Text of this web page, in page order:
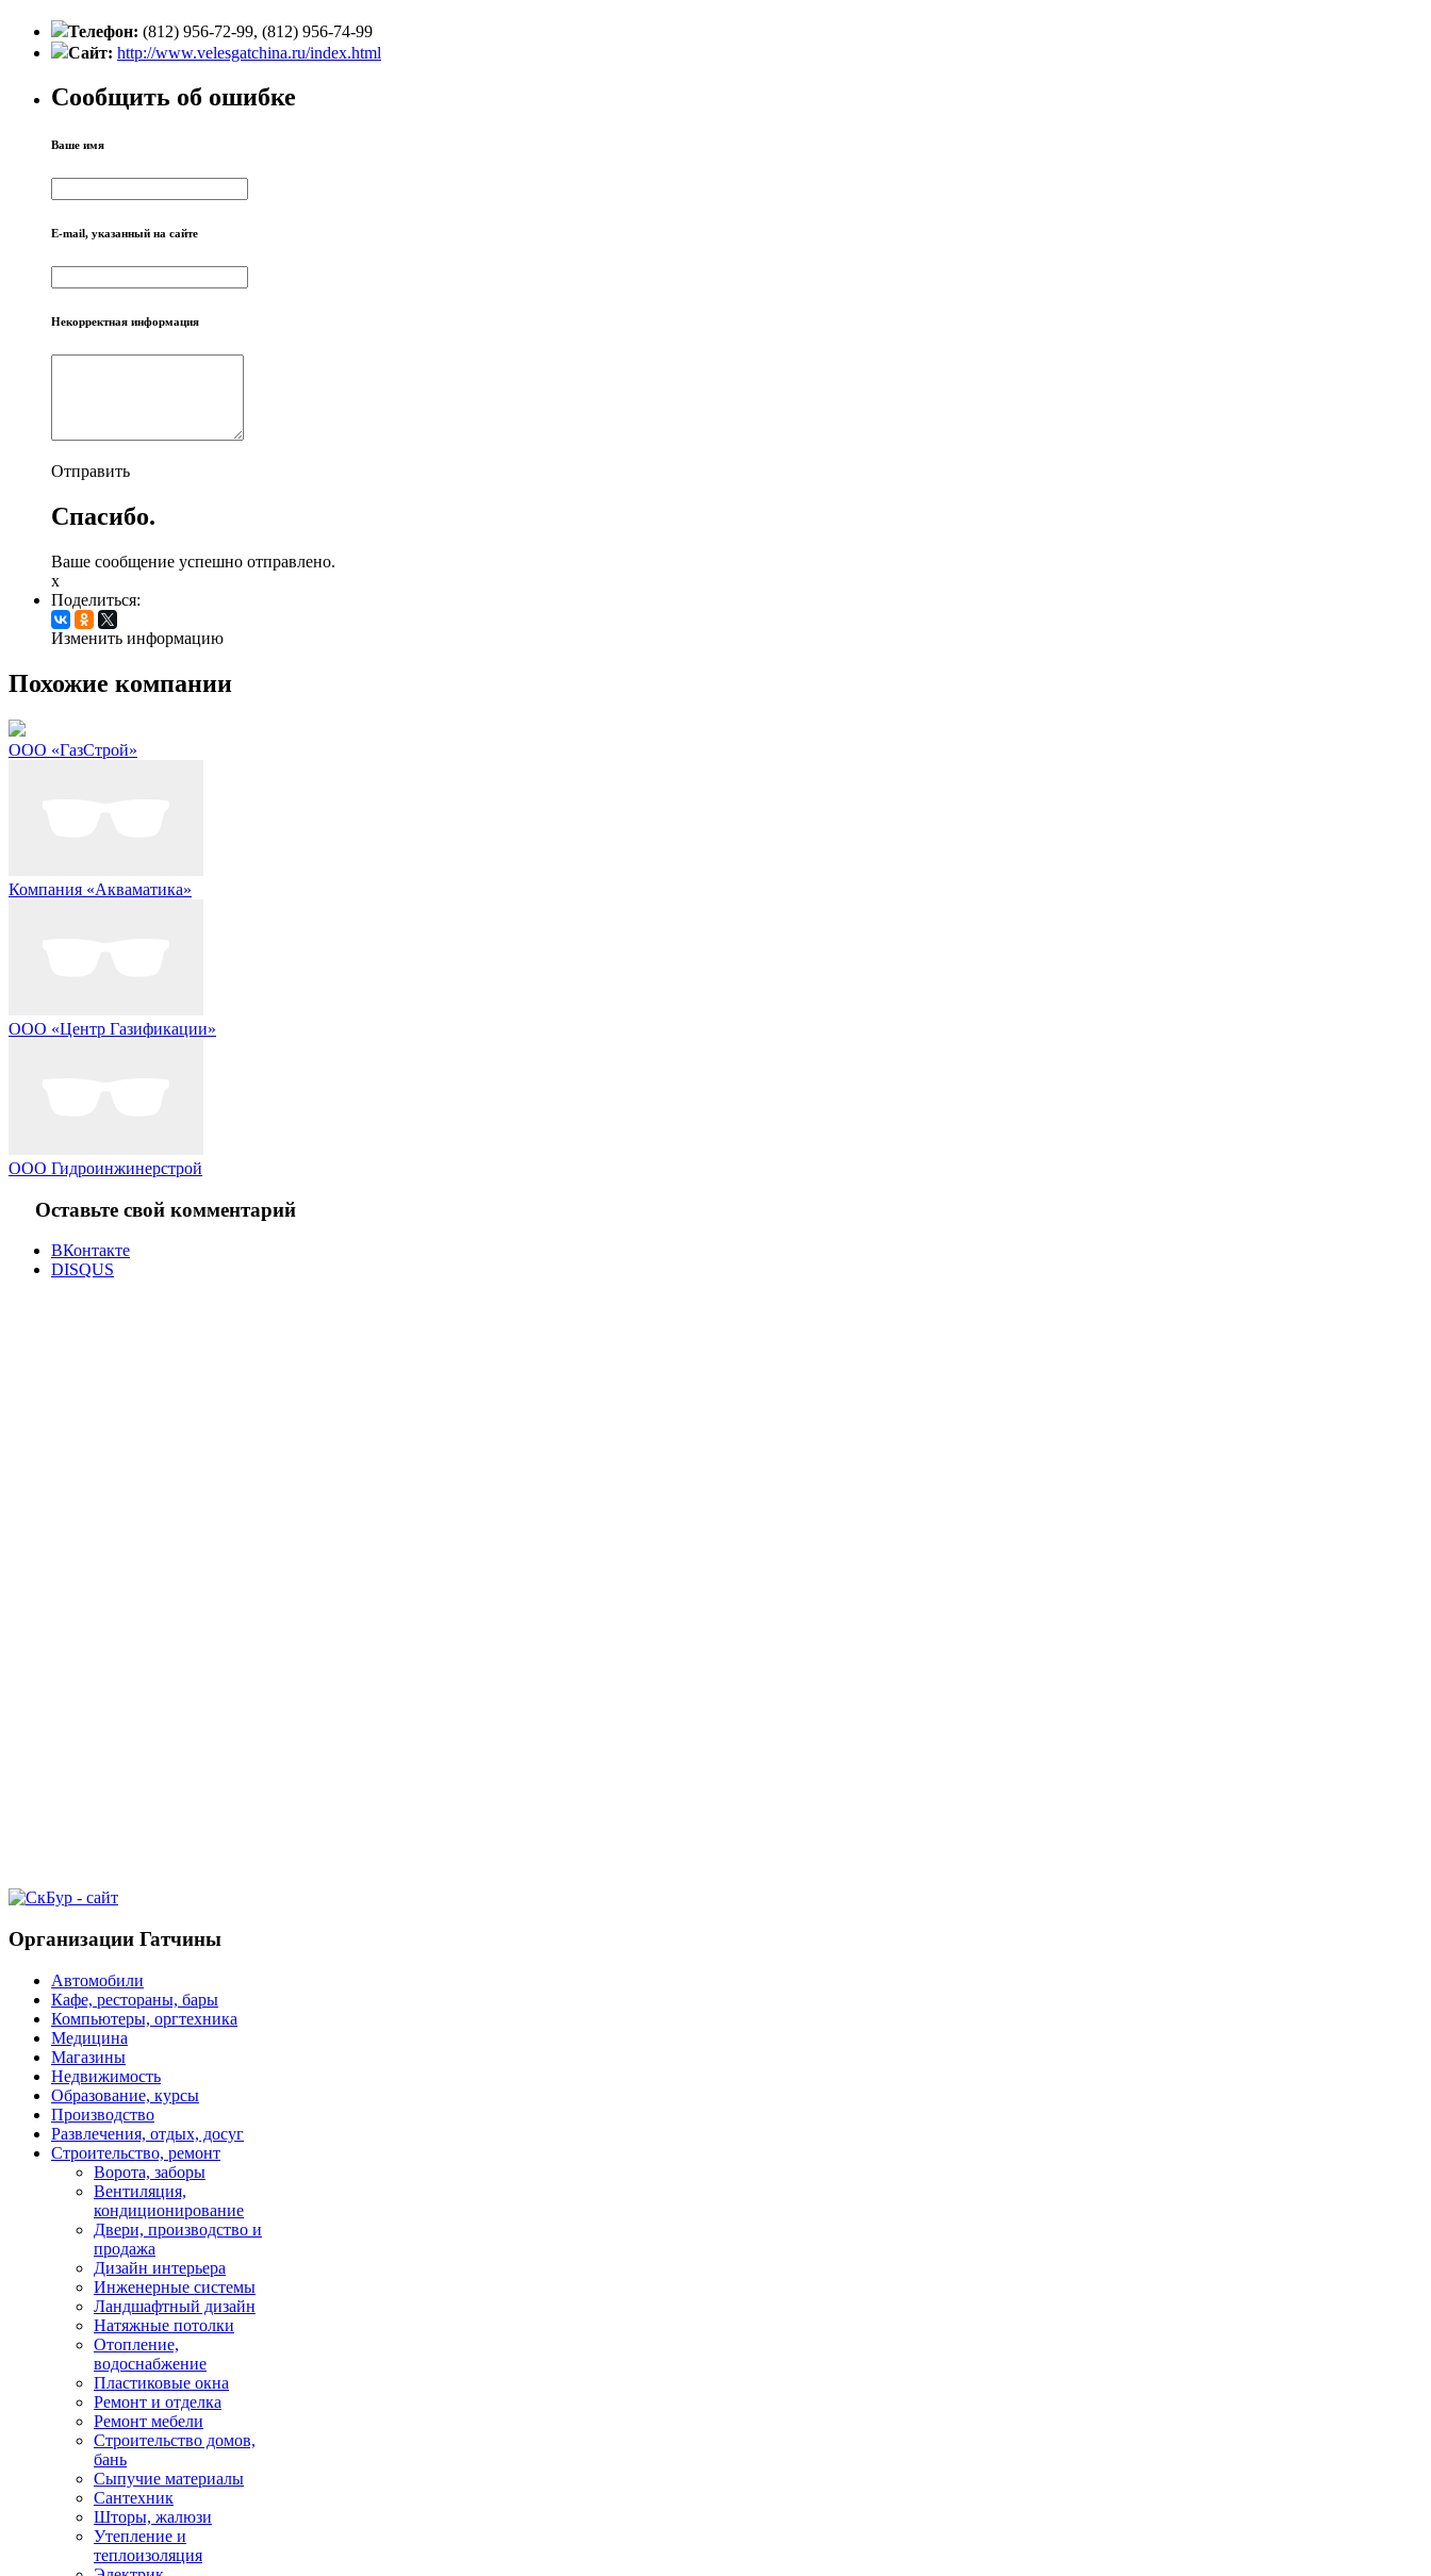
Телефон: (812) 956-72-99, (812) 956-74-99
Сайт: http://www.velesgatchina.ru/index.html
Сообщить об ошибке
Ваше имя
E-mail, указанный на сайте
Некорректная информация
Отправить
Спасибо.
Ваше сообщение успешно отправлено.
x
Поделиться:
Изменить информацию
Похожие компании
ООО «ГазСтрой»
Компания «Акваматика»
ООО «Центр Газификации»
ООО Гидроинжинерстрой
Оставьте свой комментарий
ВКонтакте
DISQUS
Организации Гатчины
Автомобили
Кафе, рестораны, бары
Компьютеры, оргтехника
Медицина
Магазины
Недвижимость
Образование, курсы
Производство
Развлечения, отдых, досуг
Строительство, ремонт
Ворота, заборы
Вентиляция,
кондиционирование
Двери, производство и
продажа
Дизайн интерьера
Инженерные системы
Ландшафтный дизайн
Натяжные потолки
Отопление,
водоснабжение
Пластиковые окна
Ремонт и отделка
Ремонт мебели
Строительство домов,
бань
Сыпучие материалы
Сантехник
Шторы, жалюзи
Утепление и
теплоизоляция